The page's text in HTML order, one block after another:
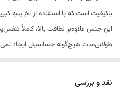
باکیفیت است که با استفاده از نخ پنبه
این جنس علاوه‌بر لطافت بالا، کاملاً
طولانی‌مدت هیچ‌گونه حساسیتی ایجاد
نقد و بررسی